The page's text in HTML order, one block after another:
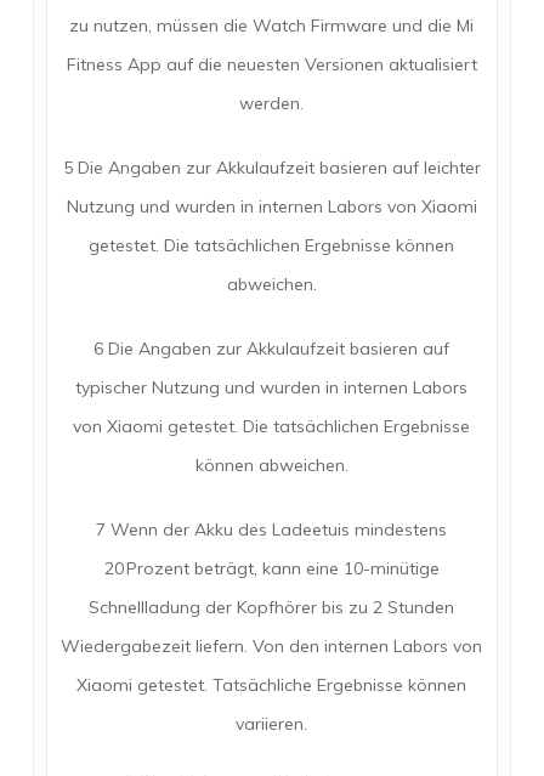
zu nutzen, müssen die Watch Firmware und die Mi
Fitness App auf die neuesten Versionen aktualisiert
werden.
5 Die Angaben zur Akkulaufzeit basieren auf leichter
Nutzung und wurden in internen Labors von Xiaomi
getestet. Die tatsächlichen Ergebnisse können
abweichen.
6 Die Angaben zur Akkulaufzeit basieren auf
typischer Nutzung und wurden in internen Labors
von Xiaomi getestet. Die tatsächlichen Ergebnisse
können abweichen.
7 Wenn der Akku des Ladeetuis mindestens
20 Prozent beträgt, kann eine 10-minütige
Schnellladung der Kopfhörer bis zu 2 Stunden
Wiedergabezeit liefern. Von den internen Labors von
Xiaomi getestet. Tatsächliche Ergebnisse können
variieren.